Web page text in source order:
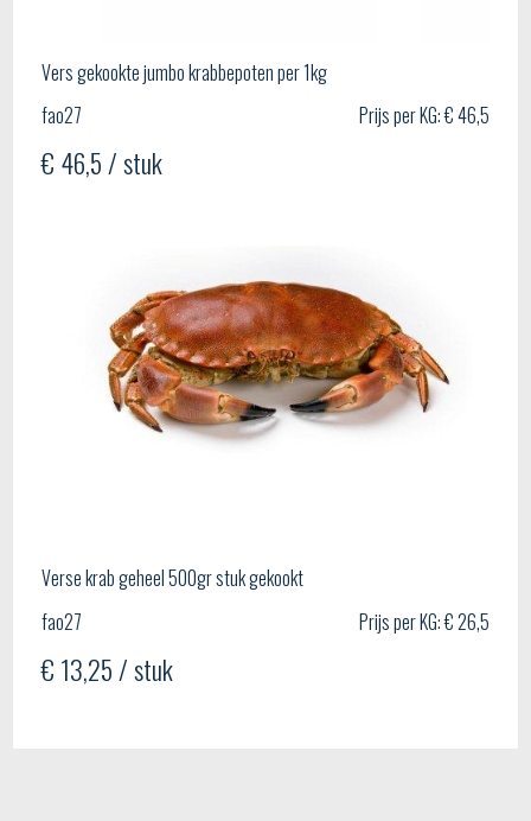
Vers gekookte jumbo krabbepoten per 1kg
fao27
Prijs per KG: € 46,5
€ 46,5 / stuk
Verse krab geheel 500gr stuk gekookt
fao27
Prijs per KG: € 26,5
€ 13,25 / stuk